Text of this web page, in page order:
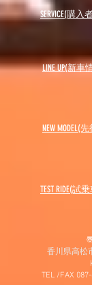
SERVICE(購
LINE UP(新車
NEW MODEL(先
​TEST RIDE(試
香川県高松
TEL /FAX